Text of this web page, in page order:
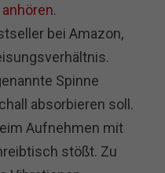
.
bei Amazon,
Spinne
absorbieren soll.
Aufnehmen mit
stößt. Zu